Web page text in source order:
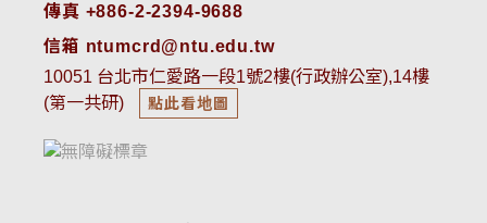
傳真 +886-2-2394-9688
信箱 ntumcrd@ntu.edu.tw
10051 台北市仁愛路一段1號2樓(行政辦公室),14樓
(第一共研)
點此看地圖